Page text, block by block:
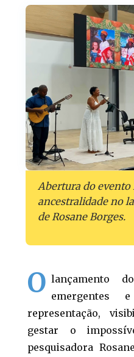
Abertura do evento
ancestralidade no
de Rosane Borges.
O lançamento
emergentes
representação,
gestar o
pesquisadora